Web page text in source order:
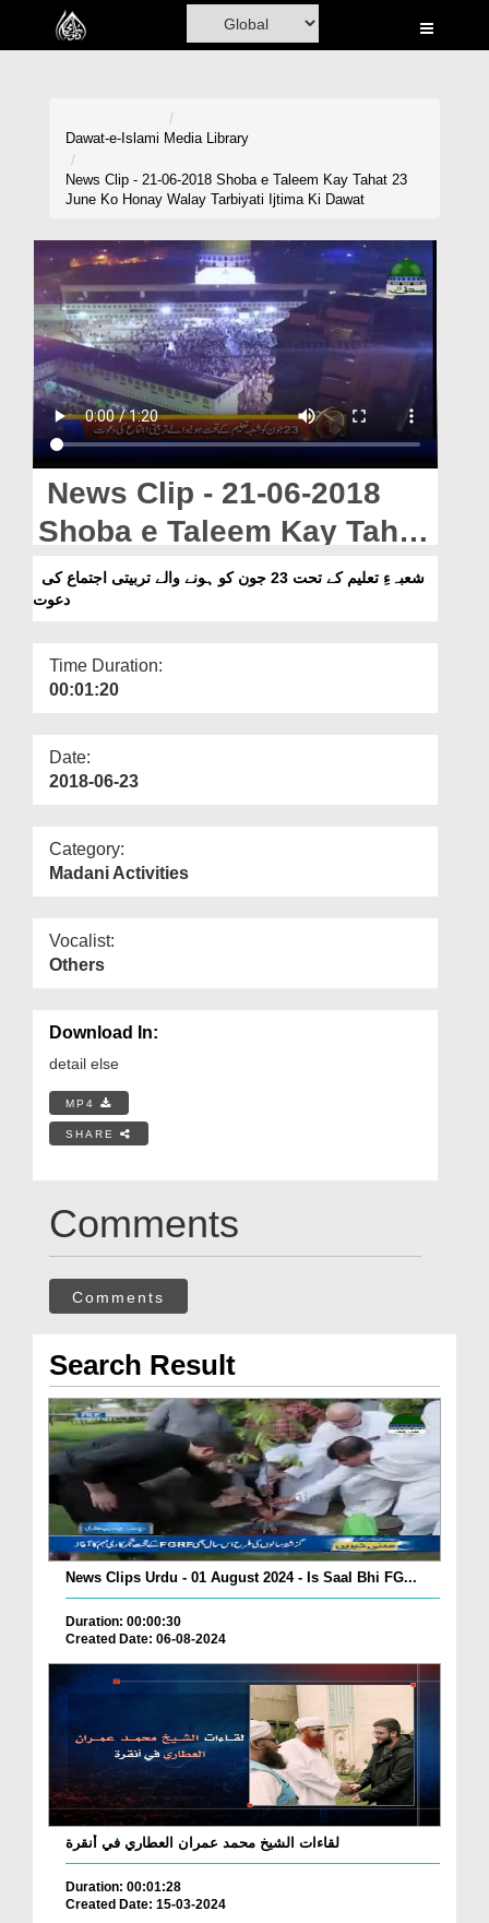
Home
Volunteer Portal
Rohani Ilaj
Donation
Blog
Magazine
Departments
Our Websites
More
Dawat-e-Islami Media Library
News Clip - 21-06-2018 Shoba e Taleem Kay Tahat 23
June Ko Honay Walay Tarbiyati Ijtima Ki Dawat
News Clip - 21-06-2018
Shoba e Taleem Kay Tahat
23 June Ko Honay Walay
Tarbiyati Ijtima Ki Dawat
دعوت
Time Duration:
00:01:20
Date:
2018-06-23
Category:
Madani Activities
Vocalist:
Others
Download In:
detail else
MP4
SHARE
Comments
Comments
Search Result
News Clips Urdu - 01 August 2024 - Is Saal Bhi FG...
Duration: 00:00:30
Created Date: 06-08-2024
لقاءات الشيخ محمد عمران العطاري في أنقرة
Duration: 00:01:28
Created Date: 15-03-2024